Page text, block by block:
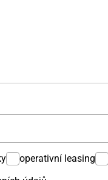
operativní leasing